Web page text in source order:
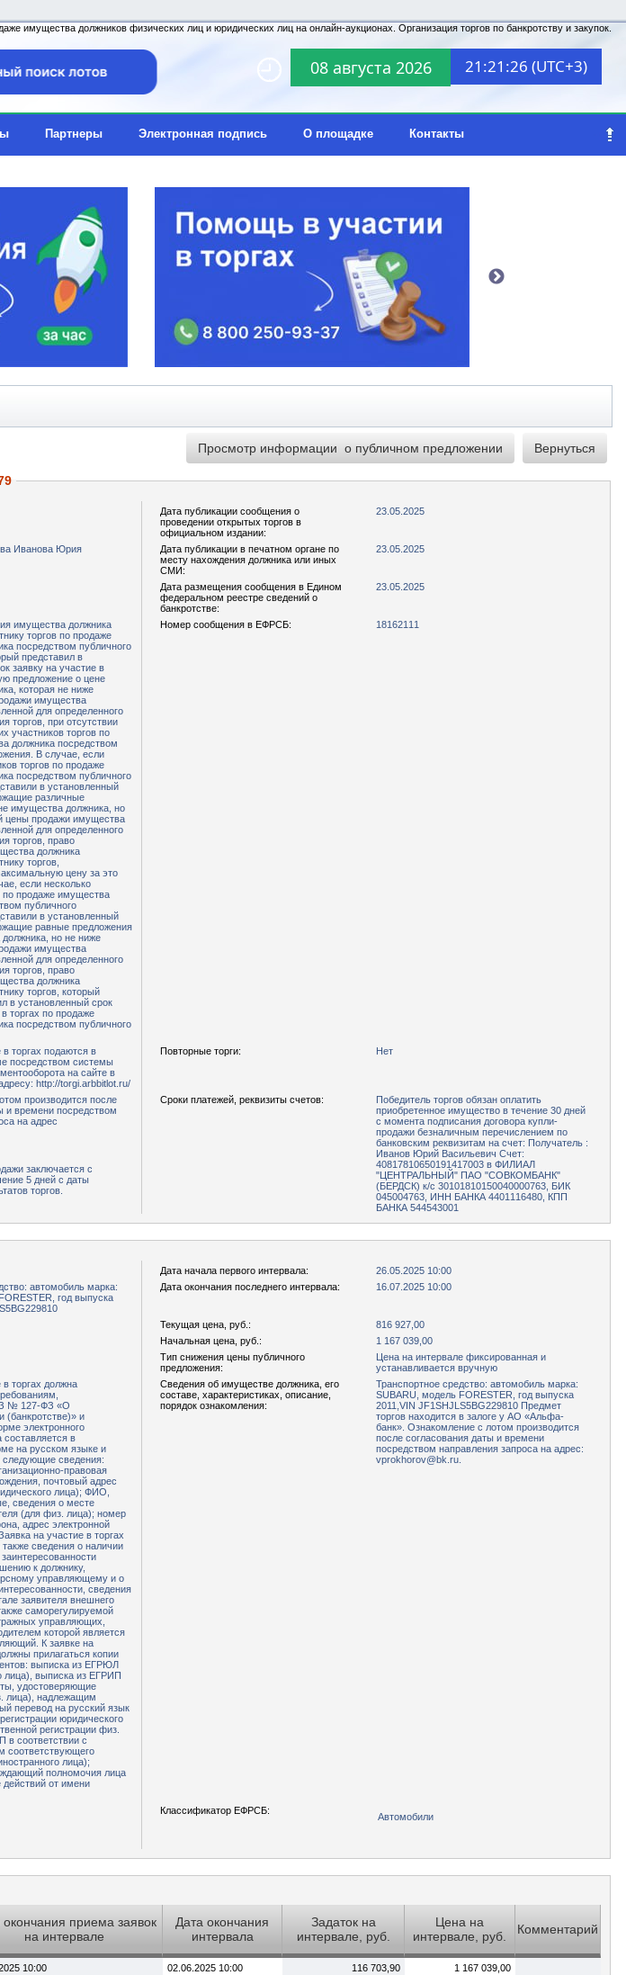
08 августа 2026 21:21:26 (UTC+3)
имущества должников физических лиц и юридических лиц на онлайн-аукционах. Организация торгов по банкротству и закупок.
Партнеры Электронная подпись О площадке Контакты
Дата публикации сообщения о
проведении открытых торгов в
официальном издании:
23.05.2025
Иванова Юрия
Дата публикации в печатном органе по
месту нахождения должника или иных
СМИ:
23.05.2025
Дата размещения сообщения в Едином
федеральном реестре сведений о
банкротстве:
23.05.2025
имущества должника
торгов по продаже
посредством публичного
представил в
заявку на участие в
предложение о цене
которая не ниже
имущества
для определенного
торгов, при отсутствии
участников торгов по
должника посредством
В случае, если
торгов по продаже
посредством публичного
в установленный
различные
имущества должника, но
цены продажи имущества
для определенного
торгов, право
должника
торгов,
цену за это
если несколько
по продаже имущества
публичного
в установленный
равные предложения
но не ниже
имущества
для определенного
торгов, право
должника
торгов, который
в установленный срок
торгах по продаже
посредством публичного
Номер сообщения в ЕФРСБ: 18162111
торгах подаются в
посредством системы
на сайте в
http://torgi.arbbitlot.ru/
Повторные торги: Нет
производится после
и времени посредством
на адрес
Сроки платежей, реквизиты счетов:
Победитель торгов обязан оплатить
приобретенное имущество в течение 30 дней
с момента подписания договора купли-
продажи безналичным перечислением по
банковским реквизитам на счет: Получатель :
Иванов Юрий Васильевич Счет:
40817810650191417003 в ФИЛИАЛ
"ЦЕНТРАЛЬНЫЙ" ПАО "СОВКОМБАНК"
(БЕРДСК) к/с 30101810150040000763, БИК
045004763, ИНН БАНКА 4401116480, КПП
БАНКА 544543001
заключается с
5 дней с даты
торгов.
Дата начала первого интервала:
26.05.2025 10:00
автомобиль марка:
год выпуска
Дата окончания последнего интервала: 16.07.2025 10:00
Текущая цена, руб.:
816 927,00
Начальная цена, руб.:
1 167 039,00
Тип снижения цены публичного
предложения:
Цена на интервале фиксированная и
устанавливается вручную
торгах должна
№ 127-ФЗ «О
(банкротстве)» и
электронного
составляется в
на русском языке и
следующие сведения:
правовая
почтовый адрес
лица); ФИО,
сведения о месте
(для физ. лица); номер
адрес электронной
на участие в торгах
сведения о наличии
к должнику,
управляющему и о
сведения
заявителя внешнего
саморегулируемой
управляющих,
которой является
К заявке на
прилагаться копии
выписка из ЕГРЮЛ
лица), выписка из ЕГРИП
удостоверяющие
лица), надлежащим
перевод на русский язык
юридического
регистрации физ.
в соответствии с
соответствующего
лица);
полномочия лица
от имени
Сведения об имуществе должника, его
составе, характеристиках, описание,
порядок ознакомления:
Транспортное средство: автомобиль марка:
SUBARU, модель FORESTER, год выпуска
2011,VIN JF1SHJLS5BG229810 Предмет
торгов находится в залоге у АО «Альфа-
банк». Ознакомление с лотом производится
после согласования даты и времени
посредством направления запроса на адрес:
vprokhorov@bk.ru.
Классификатор ЕФРСБ:
Автомобили
окончания приема заявок
на интервале
Дата окончания
интервала
Задаток на
интервале, руб.
Цена на
интервале, руб.
Комментарий
10:00 02.06.2025 10:00 116 703,90
1 167 039,00